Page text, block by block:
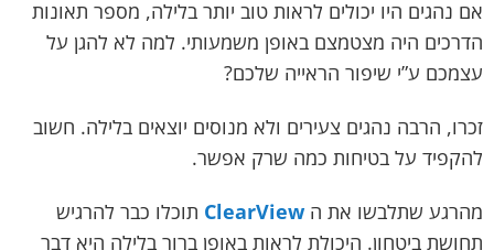
אם נהגים היו יכולים לראות טוב יותר בלילה, מספר תאונות
הדרכים היה מצטמצם באופן משמעותי. למה לא להגן על
עצמכם ע”י שיפור הראייה שלכם?
זכרו, הרבה נהגים צעירים ולא מנוסים יוצאים בלילה. חשוב
להקפיד על בטיחות כמה שרק אפשר.
מהרגע שתלבשו את ה ClearView תוכלו כבר להרגיש
תחושת ביטחון. היכולת לראות באופן ברור בלילה היא דבר